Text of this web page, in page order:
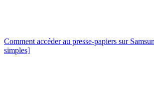
Comment accéder au presse-papiers sur
simples]